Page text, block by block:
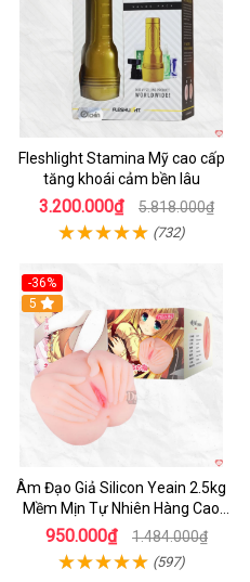
Fleshlight Stamina Mỹ cao cấp
tăng khoái cảm bền lâu
3.200.000₫ 5.818.000₫
(732)
-36%
Hot
5
Âm Đạo Giả Silicon Yeain 2.5kg
Mềm Mịn Tự Nhiên Hàng Cao
Cấp
950.000₫ 1.484.000₫
(597)